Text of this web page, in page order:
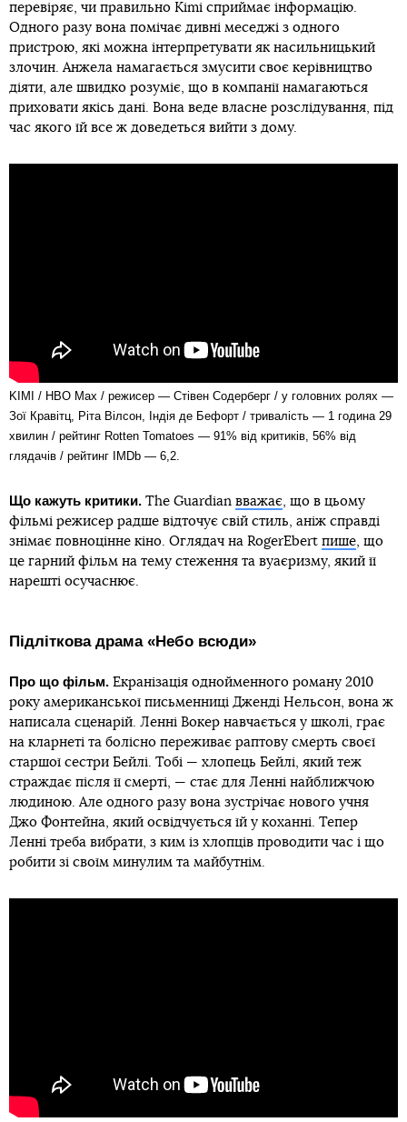
перевіряє, чи правильно Kimi сприймає інформацію.
Одного разу вона помічає дивні меседжі з одного
пристрою, які можна інтерпретувати як насильницький
злочин. Анжела намагається змусити своє керівництво
діяти, але швидко розуміє, що в компанії намагаються
приховати якісь дані. Вона веде власне розслідування, під
час якого їй все ж доведеться вийти з дому.
KIMI / HBO Max / режисер — Стівен Содерберг / у головних ролях —
Зої Кравітц, Ріта Вілсон, Індія де Бефорт / тривалість — 1 година 29
хвилин / рейтинг Rotten Tomatoes — 91% від критиків, 56% від
глядачів / рейтинг IMDb — 6,2.
Що кажуть критики. The Guardian вважає, що в цьому
фільмі режисер радше відточує свій стиль, аніж справді
знімає повноцінне кіно. Оглядач на RogerEbert пише, що
це гарний фільм на тему стеження та вуаєризму, який її
нарешті осучаснює.
Підліткова драма «Небо всюди»
Про що фільм. Екранізація однойменного роману 2010
року американської письменниці Дженді Нельсон, вона ж
написала сценарій. Ленні Вокер навчається у школі, грає
на кларнеті та болісно переживає раптову смерть своєї
старшої сестри Бейлі. Тобі — хлопець Бейлі, який теж
страждає після її смерті, — стає для Ленні найближчою
людиною. Але одного разу вона зустрічає нового учня
Джо Фонтейна, який освідчується їй у коханні. Тепер
Ленні треба вибрати, з ким із хлопців проводити час і що
робити зі своїм минулим та майбутнім.